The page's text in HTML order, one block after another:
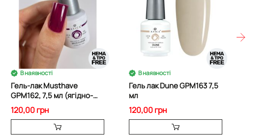
В наявності
Гель-лак Musthave
GPM162, 7,5 мл (ягідно-
сливовий відтінок)
120,00 грн
В наявності
Гель лак Dune GPM163 7,5
мл
120,00 грн